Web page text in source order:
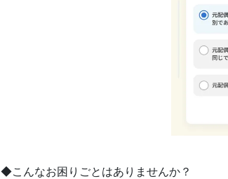
◆こんなお困りごとはありませんか？